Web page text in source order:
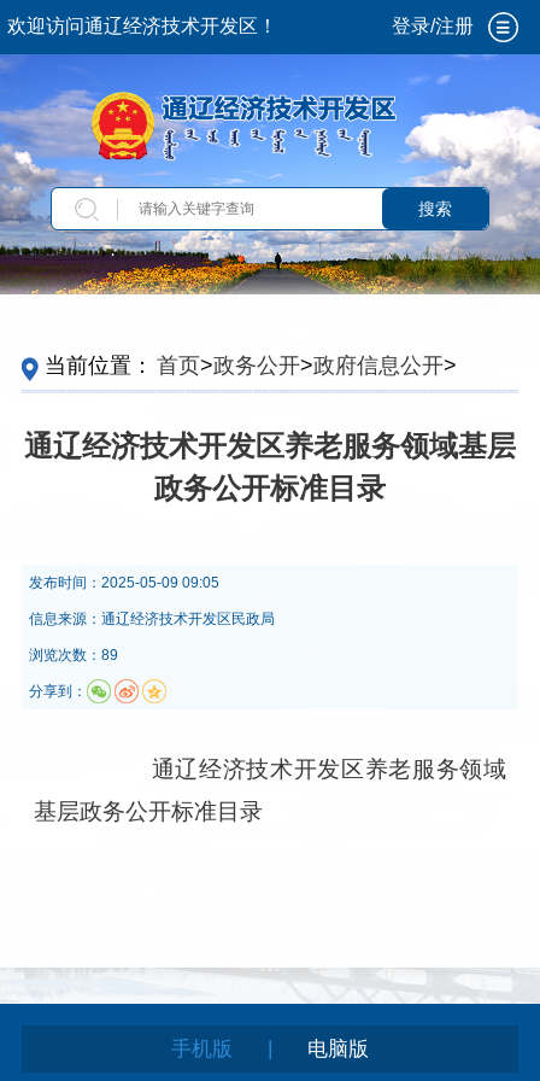
欢迎访问通辽经济技术开发区！ 登录/注册
搜索
当前位置： 首页>政务公开>政府信息公开>
定主动公开内容>重点领域信息>养老服务>养
通辽经济技术开发区养老服务领域基层
政务公开标准目录
发布时间： 2025-05-09 09:05
信息来源： 通辽经济技术开发区民政局
浏览次数：89
分享到：
通辽经济技术开发区养老服务领域
基层政务公开标准目录
手机版 电脑版